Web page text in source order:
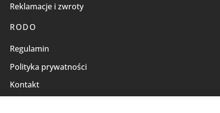
Reklamacje i zwroty
RODO
Regulamin
Polityka prywatności
Kontakt